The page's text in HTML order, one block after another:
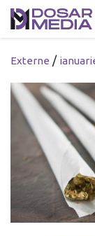
Externe /